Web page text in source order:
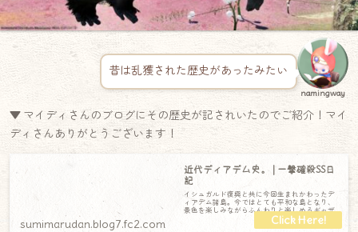
昔は乱獲された歴史があったみたい
namingway
▼ マイディさんのブログにその歴史が記されいたのでご紹介！マイ
ディさんありがとうございます！
近代ディアデム史。 | 一撃確殺SS日
記
イシュガルド復興と共に今回生まれかわったデ
ィアデム諸島。今ではとても平和な島となり、
景色を楽しみながらふんわりと楽しめるギャザ
ラーコンテンツに生まれ変わった。しかし・・
sumimarudan.blog7.fc2.com